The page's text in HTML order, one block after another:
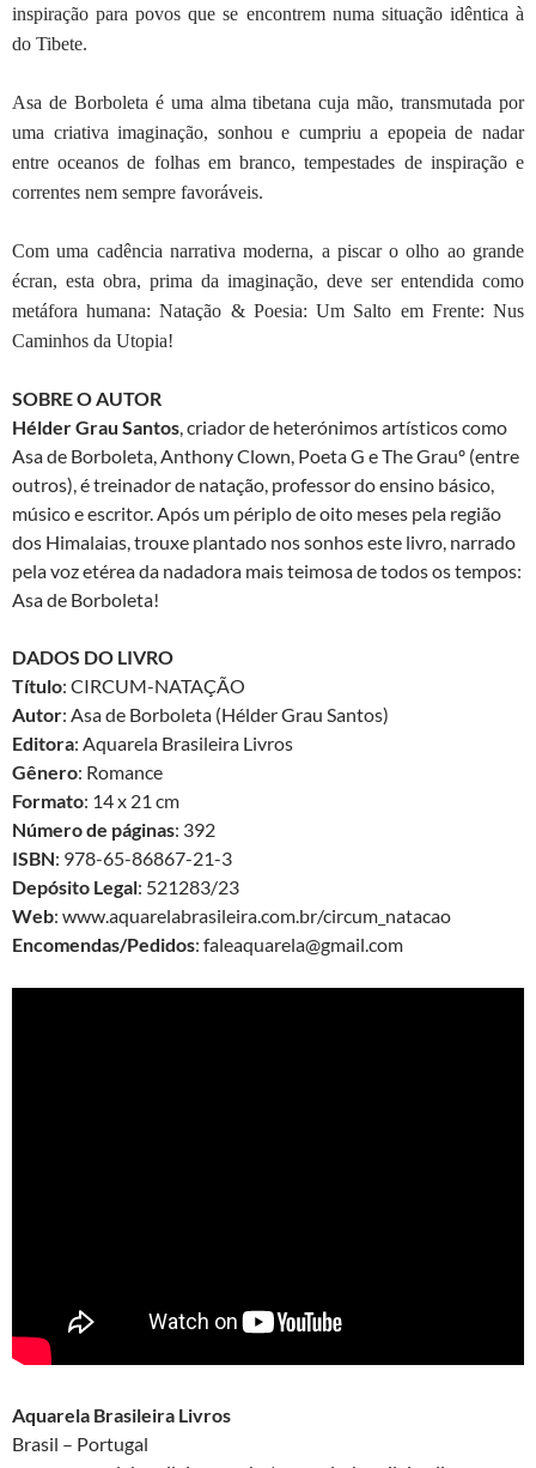
inspiração para povos que se encontrem numa situação idêntica à
do Tibete.
Asa de Borboleta é uma alma tibetana cuja mão, transmutada por
uma criativa imaginação, sonhou e cumpriu a epopeia de nadar
entre oceanos de folhas em branco, tempestades de inspiração e
correntes nem sempre favoráveis.
Com uma cadência narrativa moderna, a piscar o olho ao grande
écran, esta obra, prima da imaginação, deve ser entendida como
metáfora humana: Natação & Poesia: Um Salto em Frente: Nus
Caminhos da Utopia!
SOBRE O AUTOR
Hélder Grau Santos, criador de heterónimos artísticos como
Asa de Borboleta, Anthony Clown, Poeta G e The Grauº (entre
outros), é treinador de natação, professor do ensino básico,
músico e escritor. Após um périplo de oito meses pela região
dos Himalaias, trouxe plantado nos sonhos este livro, narrado
pela voz etérea da nadadora mais teimosa de todos os tempos:
Asa de Borboleta!
DADOS DO LIVRO
Título: CIRCUM-NATAÇÃO
Autor: Asa de Borboleta (Hélder Grau Santos)
Editora: Aquarela Brasileira Livros
Gênero: Romance
Formato: 14 x 21 cm
Número de páginas: 392
ISBN: 978-65-86867-21-3
Depósito Legal: 521283/23
Web: www.aquarelabrasileira.com.br/circum_natacao
Encomendas/Pedidos: faleaquarela@gmail.com
Aquarela Brasileira Livros
Brasil – Portugal